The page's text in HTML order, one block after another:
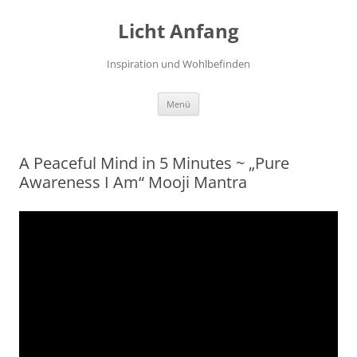
Licht Anfang
Inspiration und Wohlbefinden
Menü
A Peaceful Mind in 5 Minutes ~ „Pure
Awareness I Am“ Mooji Mantra